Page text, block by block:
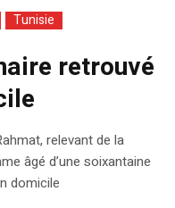
Tunisie
retrouvé
relevant de la
âgé d’une soixantaine
domicile